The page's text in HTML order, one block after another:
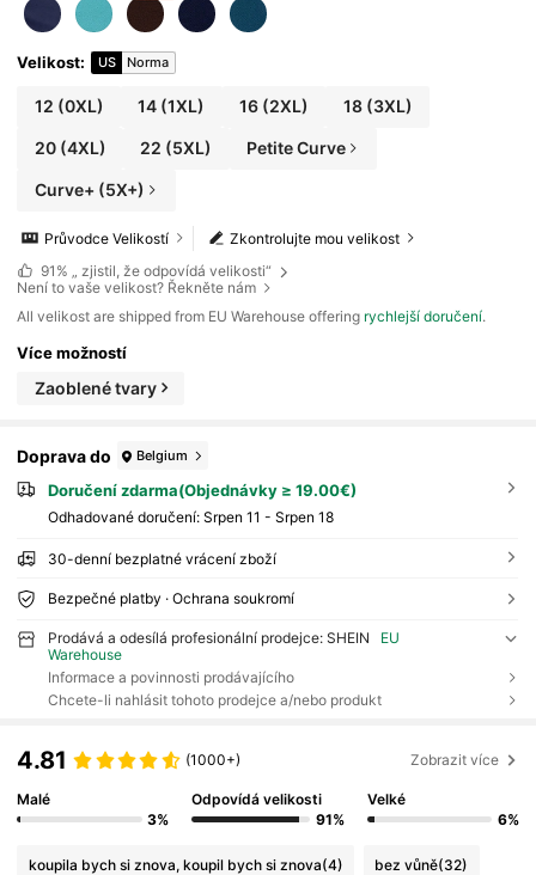
Velikost: US Norma
12 (0XL) 14 (1XL) 16(2XL) 18(3XL)
20(4XL) 22 (5XL) Petite Curve
Curve+ (5X+)
Zkontrolujte mou velikost
Průvodce Velikostí
91% „ zjistil, že odpovídá velikosti“
Není to vaše velikost? Řekněte nám
All velikost are shipped from EU Warehouse offering rychlejší doručení.
Více možností
Zaoblené tvary
Doprava do Belgium
Doručení zdarma(Objednávky ≥ 19.00€)
Odhadované doručení: Srpen 11 - Srpen 18
30-denní bezplatné vrácení zboží
Bezpečné platby · Ochrana soukromí
Prodává a odesílá profesionální prodejce: SHEIN
EU
Warehouse
Informace a povinnosti prodávajícího
Chcete-li nahlásit tohoto prodejce a/nebo produkt
4.81 (1000+) Zobrazit více
Malé
3%
Odpovídá velikosti
91%
Velké
6%
koupila bych si znova, koupil bych si znova(4) bez vůně(32)